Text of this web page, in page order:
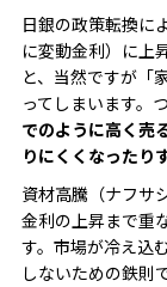
日銀の政策転換に
に変動金利）に上
と、当然ですが「
ってしまいます。つ
でのように高く売
りにくくなったり
資材高騰（ナフサ
金利の上昇まで重
す。市場が冷え込
しないための鉄則